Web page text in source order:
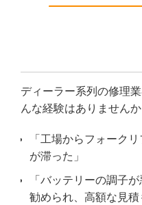
ディーラー系列の修理
んな経験はありませんか
「工場からフォーク
が滞った」
「バッテリーの調子
勧められ、高額な見積